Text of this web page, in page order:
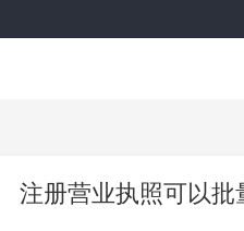
注册营业执照可以